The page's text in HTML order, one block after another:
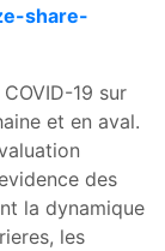
share-
19 sur
et en aval.
des
la dynamique
les